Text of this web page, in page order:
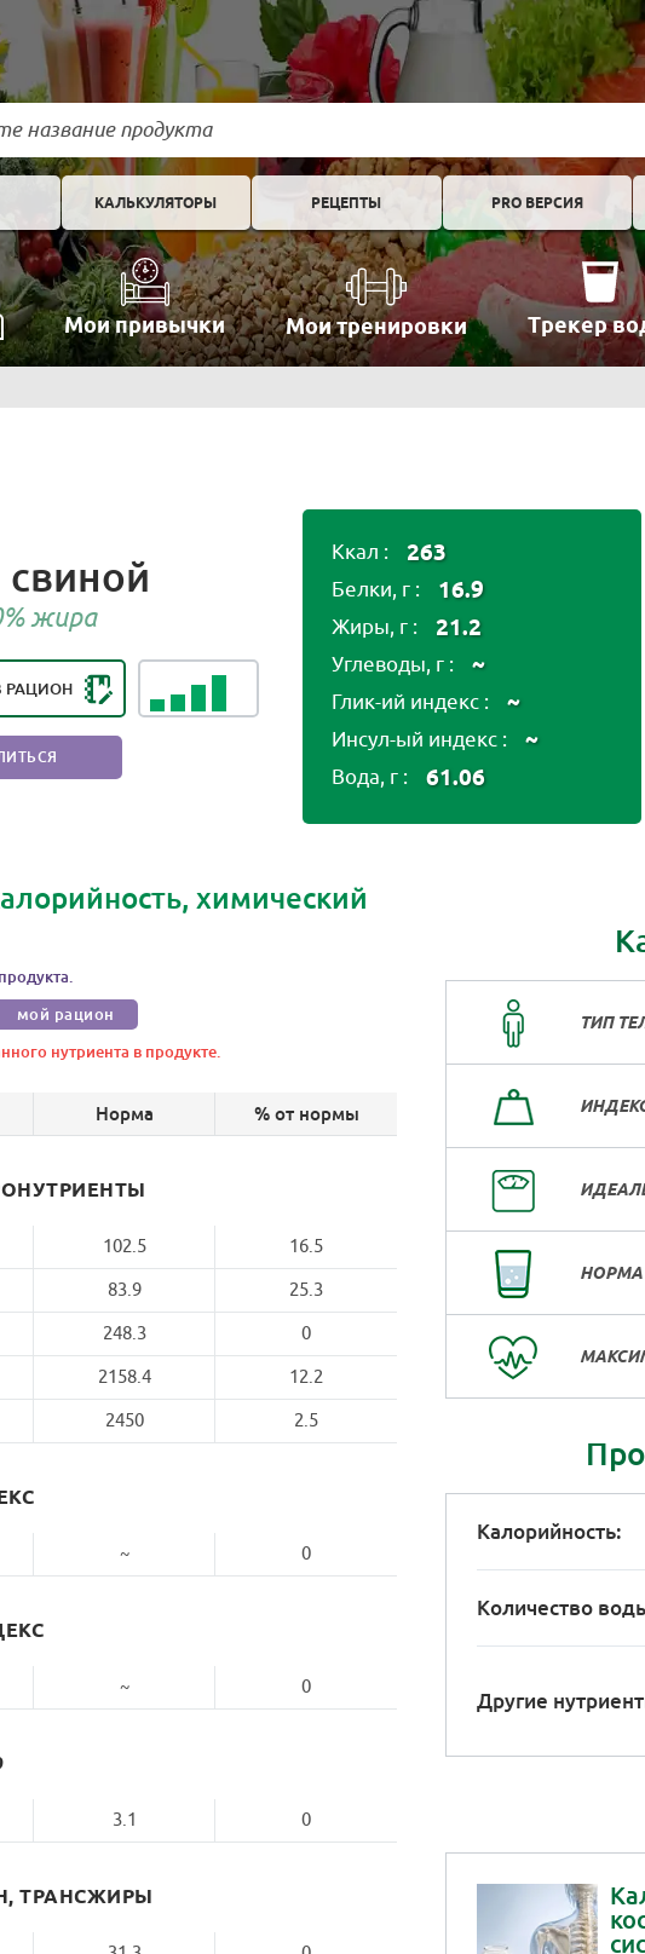
КАЛЬКУЛЯТОРЫ РЕЦЕПТЫ PRO ВЕРСИЯ
Мои привычки Мои тренировки Трекер
жира
РАЦИОН
ПРОДУКТА:
ПРОДУКТ
Ккал : 263
Белки, г : 16.9
Жиры, г : 21.2
Углеводы, г : ~
Глик-ий индекс : ~
Инсул-ый индекс : ~
Вода, г : 61.06
химический
мой рацион
нутриента в продукте.
Норма % от нормы
102.5
16.5
83.9
25.3
248.3
0
2158.4
12.2
2450 2.5
~ 0
~ 0
3.1 0
ТРАНСЖИРЫ
ТИП
НОРМА
Калорийность:
Количество
Другие